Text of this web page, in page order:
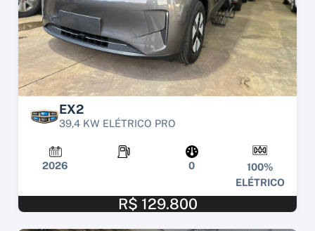
EX2
39,4 KW ELÉTRICO PRO
2026 0
100%
ELÉTRICO
R$ 129.800